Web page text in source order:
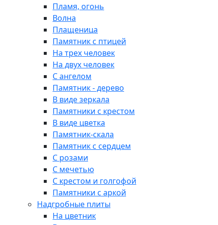
Пламя, огонь
Волна
Плащеница
Памятник с птицей
На трех человек
На двух человек
С ангелом
Памятник - дерево
В виде зеркала
Памятники с крестом
В виде цветка
Памятник-скала
Памятник с сердцем
С розами
С мечетью
С крестом и голгофой
Памятники с аркой
Надгробные плиты
На цветник